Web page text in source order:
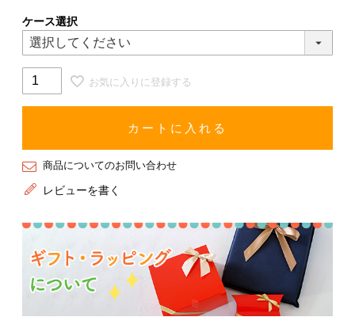
ケース選択
お気に入りに登録する
カートに入れる
商品についてのお問い合わせ
レビューを書く